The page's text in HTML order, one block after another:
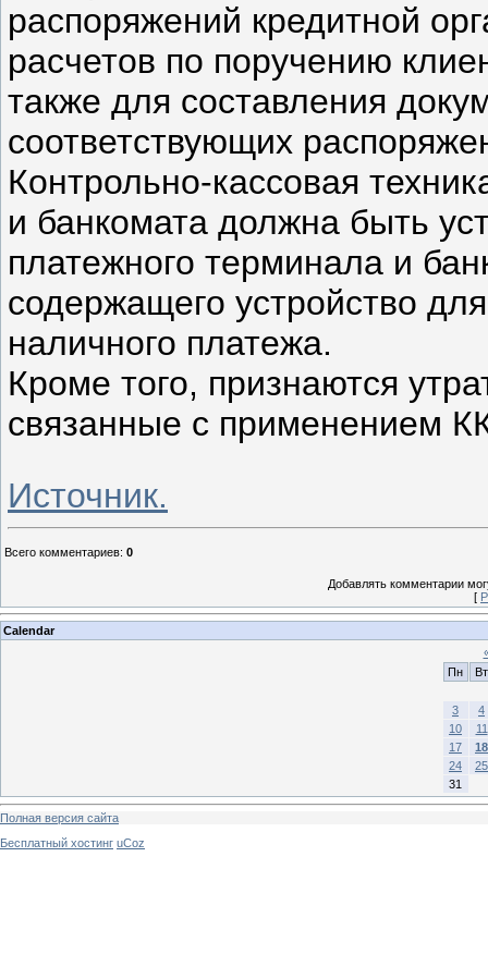
распоряжений кредитной
расчетов по поручению
также для составления
соответствующих
Контрольно-кассовая
и банкомата должна быть
платежного терминала и
содержащего устройство
наличного платежа.
Кроме того, признаются
связанные с применением
Источник.
Всего комментариев: 0
Добавлять комментарии
[
Calendar
Пн
Вт
3
4
10
11
17
18
24
25
31
Полная версия сайта
Бесплатный хостинг uCoz